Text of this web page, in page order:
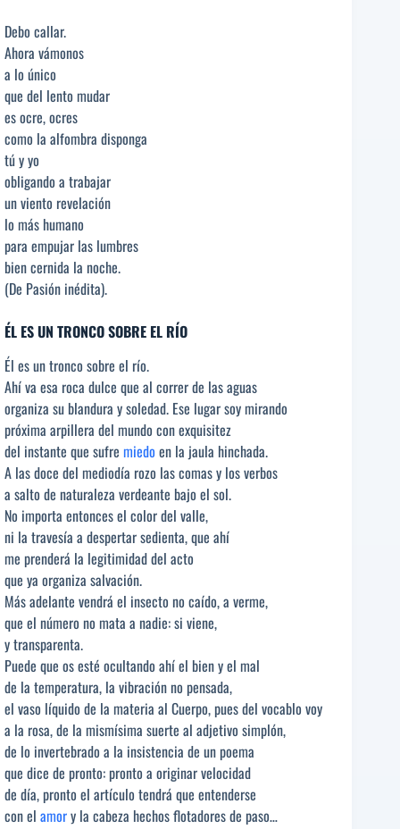
Debo callar.
Ahora vámonos
a lo único
que del lento mudar
es ocre, ocres
como la alfombra disponga
tú y yo
obligando a trabajar
un viento revelación
lo más humano
para empujar las lumbres
bien cernida la noche.
(De Pasión inédita).
ÉL ES UN TRONCO SOBRE EL RÍO
Él es un tronco sobre el río.
Ahí va esa roca dulce que al correr de las aguas
organiza su blandura y soledad. Ese lugar soy mirando
próxima arpillera del mundo con exquisitez
del instante que sufre miedo en la jaula hinchada.
A las doce del mediodía rozo las comas y los verbos
a salto de naturaleza verdeante bajo el sol.
No importa entonces el color del valle,
ni la travesía a despertar sedienta, que ahí
me prenderá la legitimidad del acto
que ya organiza salvación.
Más adelante vendrá el insecto no caído, a verme,
que el número no mata a nadie: si viene,
y transparenta.
Puede que os esté ocultando ahí el bien y el mal
de la temperatura, la vibración no pensada,
el vaso líquido de la materia al Cuerpo, pues del vocablo voy
a la rosa, de la mismísima suerte al adjetivo simplón,
de lo invertebrado a la insistencia de un poema
que dice de pronto: pronto a originar velocidad
de día, pronto el artículo tendrá que entenderse
con el amory la cabeza hechos flotadores de paso…